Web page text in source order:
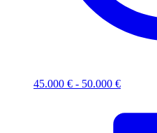
45.000 € - 50.000 €